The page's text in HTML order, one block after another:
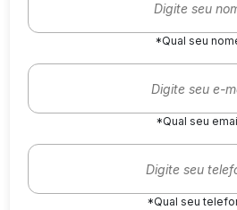
*Qual seu
*Qual seu
*Qual seu